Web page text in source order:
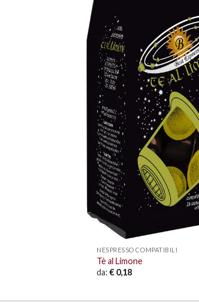
NESPRESSO COMPATIBILI
Tè al Limone
da:€ 0,18